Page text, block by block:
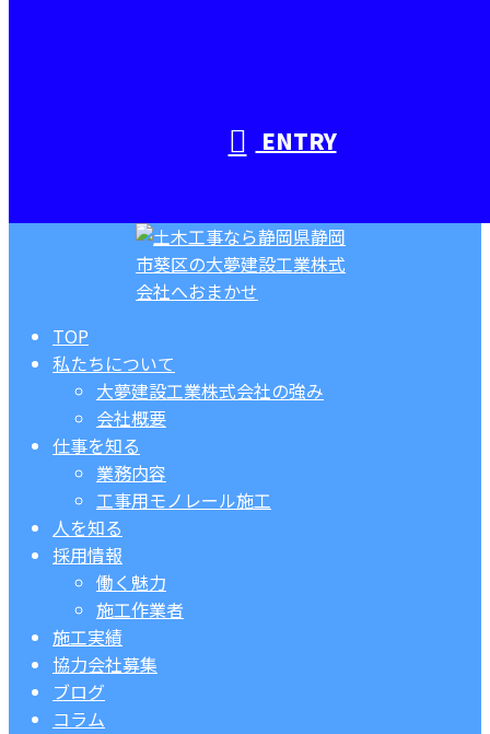
ENTRY
TOP
私たちについて
大夢建設工業株式会社の強み
会社概要
仕事を知る
業務内容
工事用モノレール施工
人を知る
採用情報
働く魅力
施工作業者
施工実績
協力会社募集
ブログ
コラム